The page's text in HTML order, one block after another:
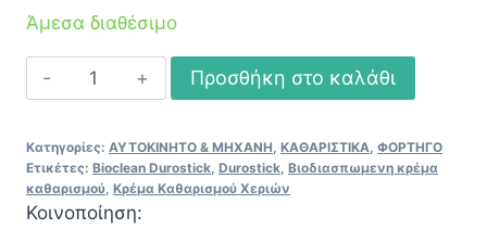
Άμεσα διαθέσιμο
Κρέμα
Καθαρισμού
-
Bioclean
Durostick
Προσθήκη στο καλάθι
Κατηγορίες: ΑΥΤΟΚΙΝΗΤΟ & ΜΗΧΑΝΗ ΚΑΘΑΡΙΣΤΙΚΑ ΦΟΡΤΗΓΟ
Ετικέτες: Bioclean Durostick Durostick Βιοδιασπωμενη κρέμα
καθαρισμού Κρέμα Καθαρισμού Χεριών
Κοινοποίηση: